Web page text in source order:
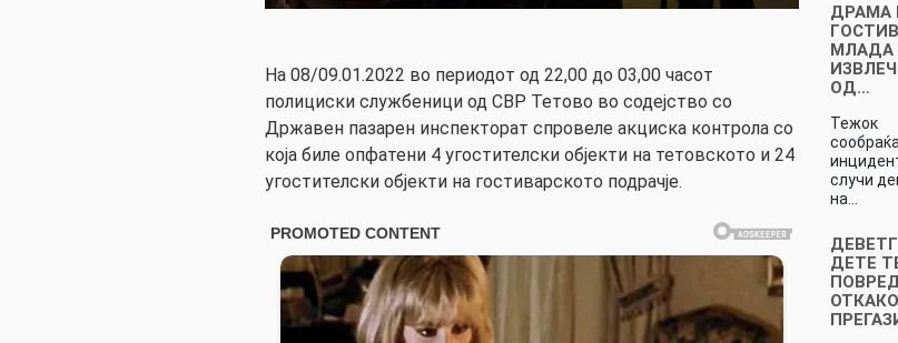
На 08/09.01.2022 во периодот од 22,00 до 03,00 часот
полициски службеници од СВР Тетово во содејство со
Државен пазарен инспекторат спровеле акциска контрола со
која биле опфатени 4 угостителски објекти на тетовското и 24
угостителски објекти на гостиварското подрачје.
ДРАМА
МЛАДА
ОД…
Тежок
случи
на…
ДЕТЕ